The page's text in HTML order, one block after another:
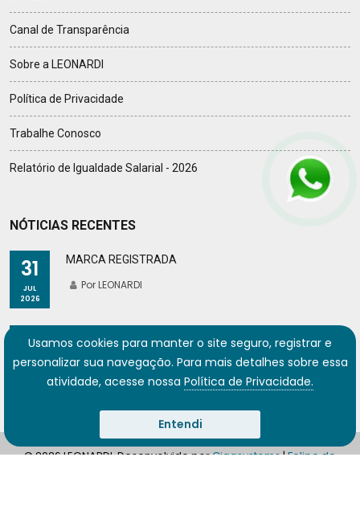
Canal de Transparência
Sobre a LEONARDI
Política de Privacidade
Trabalhe Conosco
Relatório de Igualdade Salarial - 2026
NÓTICIAS RECENTES
31
JUL
2026
MARCA REGISTRADA
Por LEONARDI
18
JAN
Por LEONARDI
© 2026 LEONARDI. Desenvolvido porGigasystems|Felipe de
Usamos cookies para manter o site seguro, registrar e
personalizar sua navegação. Para mais detalhes sobre essa
atividade, acesse nossa Política de Privacidade.
Entendi